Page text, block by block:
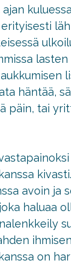
häntää,
päin, tai
avoin ja
haluaa
on